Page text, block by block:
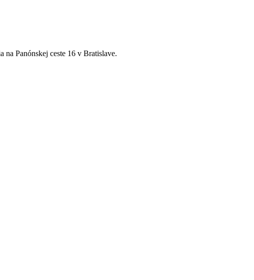
Panónskej ceste 16 v Bratislave.